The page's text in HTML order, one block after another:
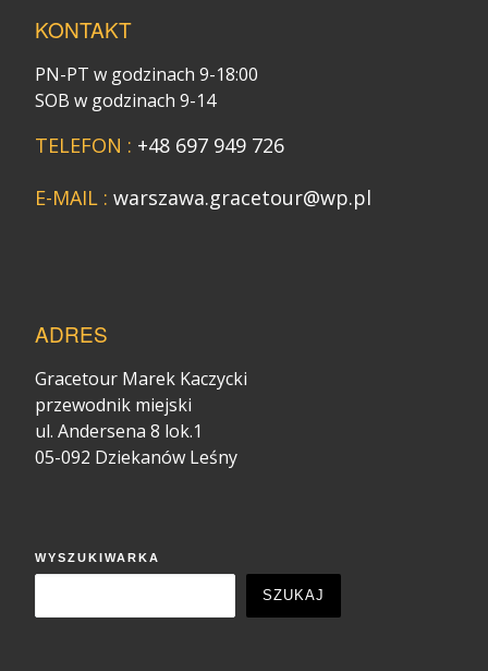
KONTAKT
PN-PT w godzinach 9-18:00
SOB w godzinach 9-14
TELEFON : +48 697 949 726
E-MAIL : warszawa.gracetour@wp.pl
ADRES
Gracetour Marek Kaczycki
przewodnik miejski
ul. Andersena 8 lok.1
05-092 Dziekanów Leśny
WYSZUKIWARKA
SZUKAJ